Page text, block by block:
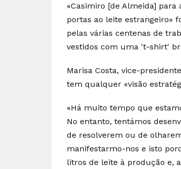
«Casimiro [de Almeida]
portas ao leite estrangeiro»
pelas várias centenas de
vestidos com uma 't-shirt'
Marisa Costa, vice-
tem qualquer «visão
«Há muito tempo que
No entanto, tentámos
de resolverem ou de
manifestarmo-nos e isto
litros de leite à produção e,